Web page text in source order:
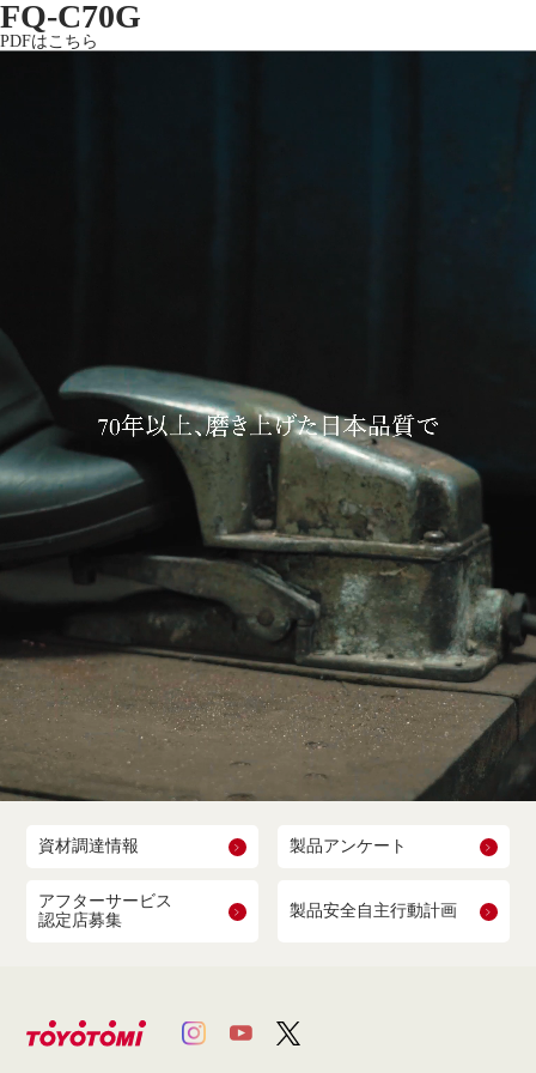
FQ-C70G
PDFはこちら
資材調達情報 製品アンケート
アフターサービス
認定店募集
製品安全自主行動計画